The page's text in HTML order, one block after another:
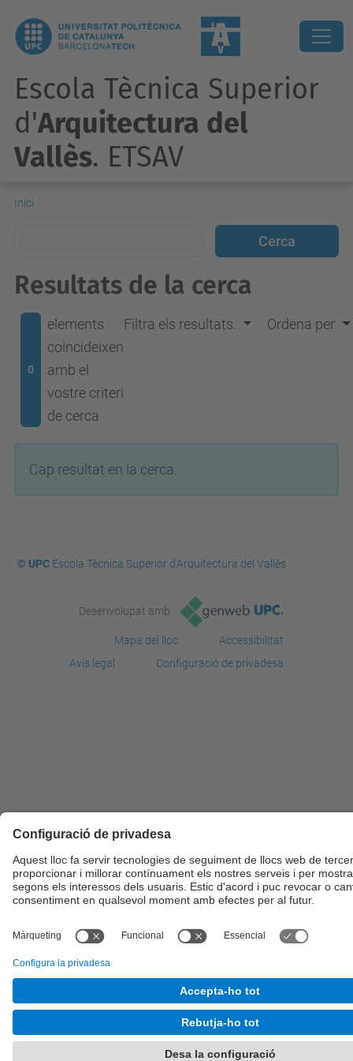
Escola Tècnica Superior
d'Arquitectura del
Vallès. ETSAV
Inici
Resultats de la cerca
0
elements
coincideixen
amb el
vostre criteri
de cerca
Filtra els resultats. Ordena per
Cap resultat en la cerca.
© UPCEscola Tècnica Superior d'Arquitectura del Vallès
Desenvolupat amb
Mapa del lloc
Accessibilitat
Avís legal
Configuració de privadesa